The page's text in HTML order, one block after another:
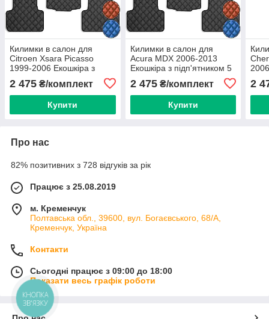
Килимки в салон для
Citroen Xsara Picasso
1999-2006 Екошкіра з
(Rombus)
2 475 ₴/комплект
Купити
Килимки в салон для
Acura MDX 2006-2013
Екошкіра з підп'ятником 5
2 475₴/комплект
Купити
2
Про нас
82% позитивних з 728 відгуків за рік
Працює з 25.08.2019
м. Кременчук
Полтавська обл., 39600, вул. Богаєвського, 68/А,
Кременчук, Україна
Контакти
Сьогодні працює з 09:00 до 18:00
Показати весь графік роботи
КНОПКА
ЗВ'ЯЗКУ